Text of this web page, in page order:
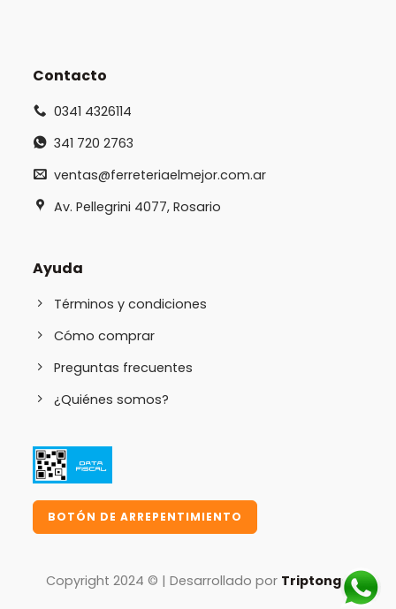
Contacto
0341 4326114
341 720 2763
ventas@ferreteriaelmejor.com.ar
Av. Pellegrini 4077, Rosario
Ayuda
Términos y condiciones
Cómo comprar
Preguntas frecuentes
¿Quiénes somos?
BOTÓN DE ARREPENTIMIENTO
Copyright 2024 © | Desarrollado por Triptongo